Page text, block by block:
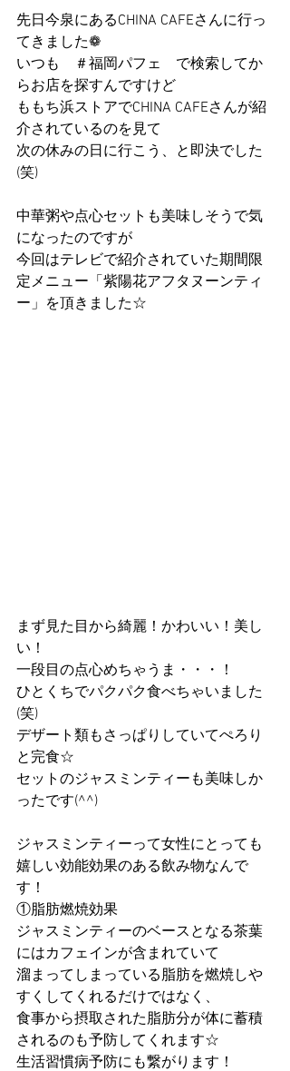
先日今泉にあるCHINA CAFEさんに行っ
てきました❁
いつも　＃福岡パフェ　で検索してか
らお店を探すんですけど
ももち浜ストアでCHINA CAFEさんが紹
介されているのを見て
次の休みの日に行こう、と即決でした
(笑)
中華粥や点心セットも美味しそうで気
になったのですが
今回はテレビで紹介されていた期間限
定メニュー「紫陽花アフタヌーンティ
ー」を頂きました☆
まず見た目から綺麗！かわいい！美し
い！
一段目の点心めちゃうま・・・！
ひとくちでパクパク食べちゃいました
(笑)
デザート類もさっぱりしていてぺろり
と完食☆
セットのジャスミンティーも美味しか
ったです(^^)
ジャスミンティーって女性にとっても
嬉しい効能効果のある飲み物なんで
す！
①脂肪燃焼効果
ジャスミンティーのベースとなる茶葉
にはカフェインが含まれていて
溜まってしまっている脂肪を燃焼しや
すくしてくれるだけではなく、
食事から摂取された脂肪分が体に蓄積
されるのも予防してくれます☆
生活習慣病予防にも繋がります！